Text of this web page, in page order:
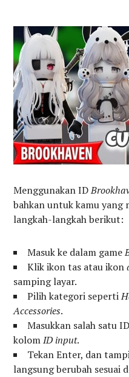
Menggunakan ID
bahkan untuk kamu yang
langkah-langkah berikut:
Masuk ke dalam game
Klik ikon tas atau ikon
samping layar.
Pilih kategori seperti
Accessories.
Masukkan salah satu
kolomID input.
Tekan Enter, dan
langsung berubah sesuai